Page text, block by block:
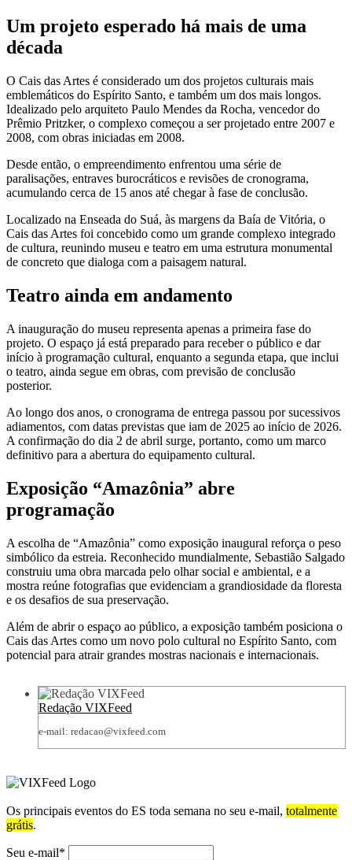
Um projeto esperado há mais de uma
década
O Cais das Artes é considerado um dos projetos culturais mais
emblemáticos do Espírito Santo, e também um dos mais longos.
Idealizado pelo arquiteto Paulo Mendes da Rocha, vencedor do
Prêmio Pritzker, o complexo começou a ser projetado entre 2007 e
2008, com obras iniciadas em 2008.
Desde então, o empreendimento enfrentou uma série de
paralisações, entraves burocráticos e revisões de cronograma,
acumulando cerca de 15 anos até chegar à fase de conclusão.
Localizado na Enseada do Suá, às margens da Baía de Vitória, o
Cais das Artes foi concebido como um grande complexo integrado
de cultura, reunindo museu e teatro em uma estrutura monumental
de concreto que dialoga com a paisagem natural.
Teatro ainda em andamento
A inauguração do museu representa apenas a primeira fase do
projeto. O espaço já está preparado para receber o público e dar
início à programação cultural, enquanto a segunda etapa, que inclui
o teatro, ainda segue em obras, com previsão de conclusão
posterior.
Ao longo dos anos, o cronograma de entrega passou por sucessivos
adiamentos, com datas previstas que iam de 2025 ao início de 2026.
A confirmação do dia 2 de abril surge, portanto, como um marco
definitivo para a abertura do equipamento cultural.
Exposição “Amazônia” abre
programação
A escolha de “Amazônia” como exposição inaugural reforça o peso
simbólico da estreia. Reconhecido mundialmente, Sebastião Salgado
construiu uma obra marcada pelo olhar social e ambiental, e a
mostra reúne fotografias que evidenciam a grandiosidade da floresta
e os desafios de sua preservação.
Além de abrir o espaço ao público, a exposição também posiciona o
Cais das Artes como um novo polo cultural no Espírito Santo, com
potencial para atrair grandes mostras nacionais e internacionais.
Redação VIXFeed
e-mail: redacao@vixfeed.com
Os principais eventos do ES toda semana no seu e-mail, totalmente
grátis.
Seu e-mail*